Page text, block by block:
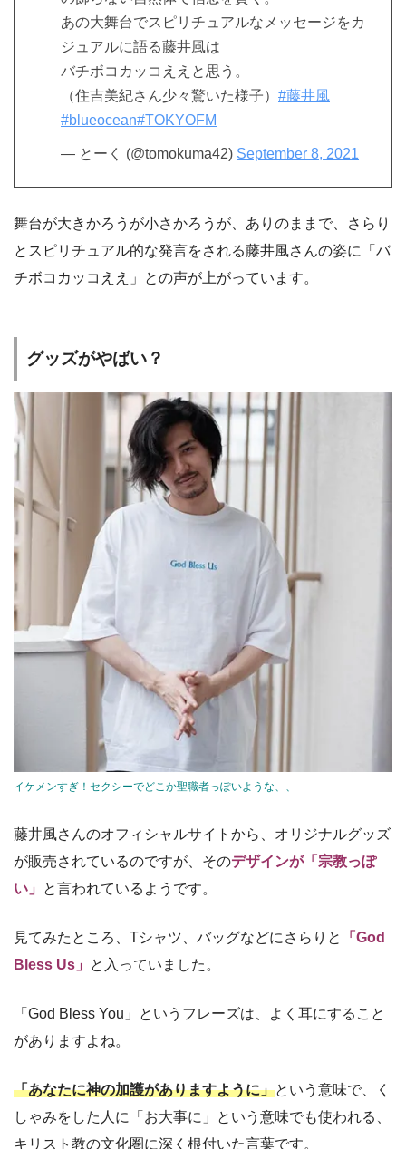
あの大舞台でスピリチュアルなメッセージをカ
ジュアルに語る藤井風は
バチボコカッコええと思う。
（住吉美紀さん少々驚いた様子） #藤井風
#blueocean#TOKYOFM
— とーく (@tomokuma42) September 8, 2021
舞台が大きかろうが小さかろうが、ありのままで、さらり
とスピリチュアル的な発言をされる藤井風さんの姿に「バ
チボコカッコええ」との声が上がっています。
グッズがやばい？
イケメンすぎ！セクシーでどこか聖職者っぽいような、、
藤井風さんのオフィシャルサイトから、オリジナルグッズ
が販売されているのですが、そのデザインが「宗教っぽ
い」
と言われているようです。
見てみたところ、Tシャツ、バッグなどにさらりと
「God
Bless Us」
と入っていました。
「God Bless You」というフレーズは、よく耳にすること
がありますよね。
「あなたに神の加護がありますように」という意味で、く
しゃみをした人に「お大事に」という意味でも使われる、
キリスト教の文化圏に深く根付いた言葉です。